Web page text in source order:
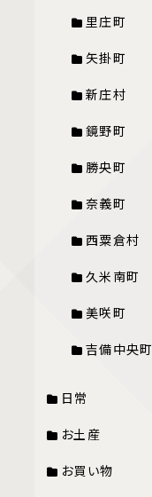
里庄町
矢掛町
新庄村
鏡野町
勝央町
奈義町
西粟倉村
久米南町
美咲町
吉備中央町
日常
お土産
お買い物